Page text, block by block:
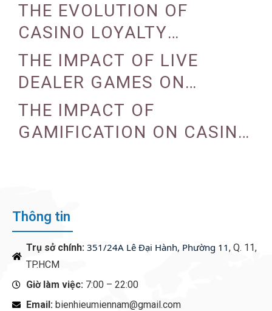
THE EVOLUTION OF
CASINO LOYALTY
PROGRAMS
THE IMPACT OF LIVE
DEALER GAMES ON
CASINO EXPERIENCE
THE IMPACT OF
GAMIFICATION ON CASINO
Thông tin
Trụ sở chính: 351/24A Lê Đại Hành, Phường 11, Q. 11,
TP.HCM
Giờ làm việc: 7:00 – 22:00
Email: bienhieumiennam@gmail.com